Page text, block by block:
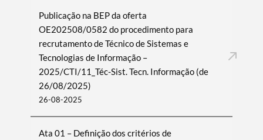
Publicação na BEP da oferta
OE202508/0582 do procedimento para
recrutamento de Técnico de Sistemas e
Tecnologias de Informação –
2025/CTI/11_Téc-Sist. Tecn. Informação (de
26/08/2025)
26-08-2025
Ata 01 – Definição dos critérios de